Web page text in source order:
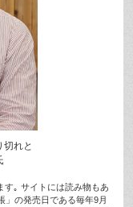
切れと
す｡ サイトには読み物もあ
」の発売日である毎年9月